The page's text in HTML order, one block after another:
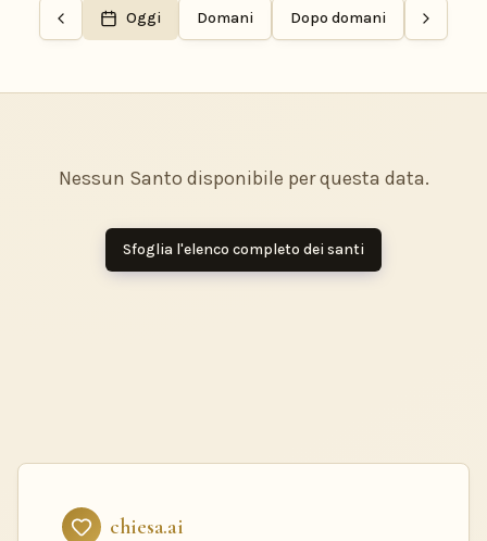
Oggi Domani Dopo domani
Nessun Santo disponibile per questa data.
Sfoglia l'elenco completo dei santi
chiesa.ai